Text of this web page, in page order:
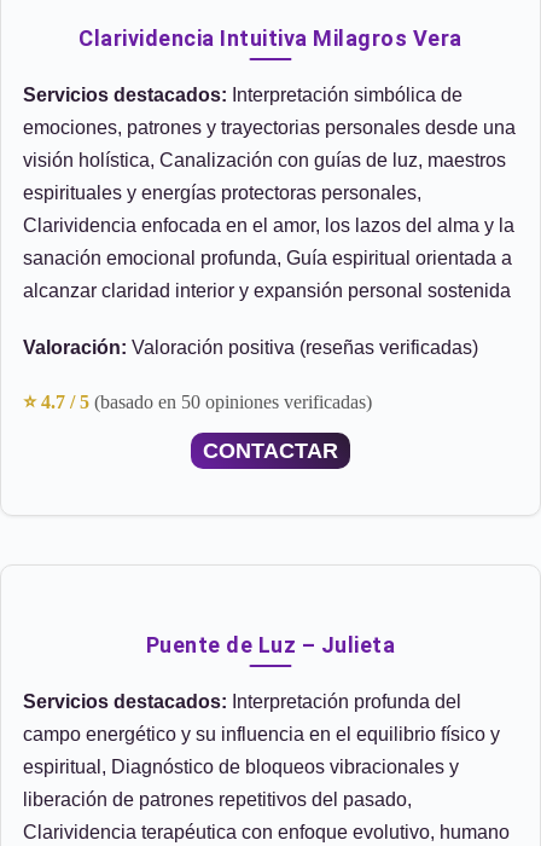
Clarividencia Intuitiva Milagros Vera
Servicios destacados: Interpretación simbólica de
emociones, patrones y trayectorias personales desde una
visión holística, Canalización con guías de luz, maestros
espirituales y energías protectoras personales,
Clarividencia enfocada en el amor, los lazos del alma y la
sanación emocional profunda, Guía espiritual orientada a
alcanzar claridad interior y expansión personal sostenida
Valoración: Valoración positiva (reseñas verificadas)
⭐ 4.7 / 5 (basado en 50 opiniones verificadas)
CONTACTAR
Puente de Luz – Julieta
Servicios destacados: Interpretación profunda del
campo energético y su influencia en el equilibrio físico y
espiritual, Diagnóstico de bloqueos vibracionales y
liberación de patrones repetitivos del pasado,
Clarividencia terapéutica con enfoque evolutivo, humano